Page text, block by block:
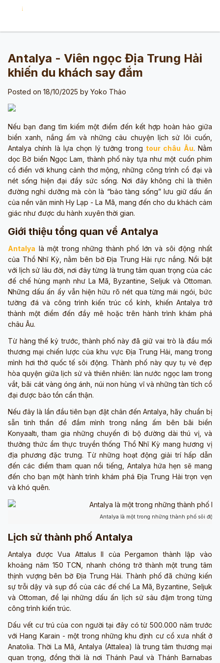
Antalya - Viên ngọc Địa Trung Hải
khiến du khách say đắm
Posted on 18/10/2025 by Yoko Thảo
Nếu bạn đang tìm kiếm một điểm đến kết hợp hoàn hảo giữa
biển xanh, nắng ấm và những câu chuyện lịch sử lôi cuốn,
Antalya chính là lựa chọn lý tưởng trong tour châu Âu. Nằm
dọc Bờ biển Ngọc Lam, thành phố này tựa như một cuốn phim
cổ điển với khung cảnh thơ mộng, những công trình cổ đại và
nét sống hiện đại đầy sức sống. Nơi đây không chỉ là thiên
đường nghỉ dưỡng mà còn là “bảo tàng sống” lưu giữ dấu ấn
của nền văn minh Hy Lạp - La Mã, mang đến cho du khách cảm
giác như được du hành xuyên thời gian.
Giới thiệu tổng quan về Antalya
Antalya là một trong những thành phố lớn và sôi động nhất
của Thổ Nhĩ Kỳ, nằm bên bờ Địa Trung Hải rực nắng. Nổi bật
với lịch sử lâu đời, nơi đây từng là trung tâm quan trọng của các
đế chế hùng mạnh như La Mã, Byzantine, Seljuk và Ottoman.
Những dấu ấn ấy vẫn hiện hữu rõ nét qua từng mái ngói, bức
tường đá và công trình kiến trúc cổ kính, khiến Antalya trở
thành một điểm đến đầy mê hoặc trên hành trình khám phá
châu Âu.
Từ hàng thế kỷ trước, thành phố này đã giữ vai trò là đầu mối
thương mại chiến lược của khu vực Địa Trung Hải, mang trong
mình hơi thở quốc tế sôi động. Thành phố này quy tụ vẻ đẹp
hòa quyện giữa lịch sử và thiên nhiên: làn nước ngọc lam trong
vắt, bãi cát vàng óng ánh, núi non hùng vĩ và những tàn tích cổ
đại được bảo tồn cẩn thận.
Nếu đây là lần đầu tiên bạn đặt chân đến Antalya, hãy chuẩn bị
sẵn tinh thần để đắm mình trong nắng ấm bên bãi biển
Konyaaltı, tham gia những chuyến đi bộ đường dài thú vị, và
thưởng thức ẩm thực truyền thống Thổ Nhĩ Kỳ mang hương vị
địa phương đặc trưng. Từ những hoạt động giải trí hấp dẫn
đến các điểm tham quan nổi tiếng, Antalya hứa hẹn sẽ mang
đến cho bạn một hành trình khám phá Địa Trung Hải trọn vẹn
và khó quên.
Antalya là một trong những thành phố sôi
Lịch sử thành phố Antalya
Antalya được Vua Attalus II của Pergamon thành lập vào
khoảng năm 150 TCN, nhanh chóng trở thành một trung tâm
thịnh vượng bên bờ Địa Trung Hải. Thành phố đã chứng kiến
sự trỗi dậy và sụp đổ của các đế chế La Mã, Byzantine, Seljuk
và Ottoman, để lại những dấu ấn lịch sử sâu đậm trong từng
công trình kiến trúc.
Dấu vết cư trú của con người tại đây có từ 500.000 năm trước
với Hang Karain - một trong những khu định cư cổ xưa nhất ở
Anatolia. Thời La Mã, Antalya (Attalea) là trung tâm thương mại
quan trọng, đồng thời là nơi Thánh Paul và Thánh Barnabas